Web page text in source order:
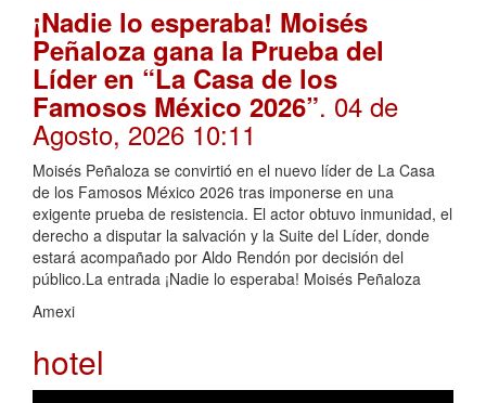
¡Nadie lo esperaba! Moisés
Peñaloza gana la Prueba del
Líder en “La Casa de los
Famosos México 2026”. 04 de
Agosto, 2026 10:11
Moisés Peñaloza se convirtió en el nuevo líder de La Casa
de los Famosos México 2026 tras imponerse en una
exigente prueba de resistencia. El actor obtuvo inmunidad, el
derecho a disputar la salvación y la Suite del Líder, donde
estará acompañado por Aldo Rendón por decisión del
público.La entrada ¡Nadie lo esperaba! Moisés Peñaloza
Amexi
hotel